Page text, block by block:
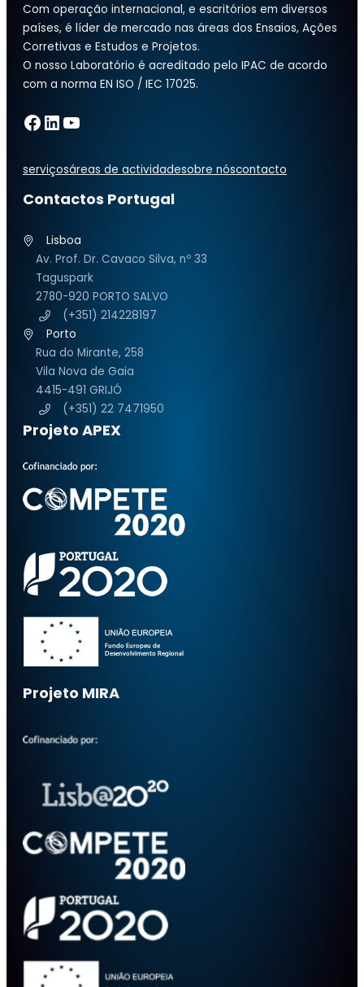
Com operação internacional, e escritórios em diversos
países, é líder de mercado nas áreas dos Ensaios, Ações
Corretivas e Estudos e Projetos.
O nosso Laboratório é acreditado pelo IPAC de acordo
com a norma EN ISO / IEC 17025.
Facebook LinkedIn YouTube
serviçosáreas de actividadesobre nóscontacto
Contactos Portugal
Lisboa
Av. Prof. Dr. Cavaco Silva, nº 33
Taguspark
2780-920 PORTO SALVO
(+351) 214228197
Porto
Rua do Mirante, 258
Vila Nova de Gaia
4415-491 GRIJÓ
(+351) 22 7471950
Projeto APEX
Projeto MIRA